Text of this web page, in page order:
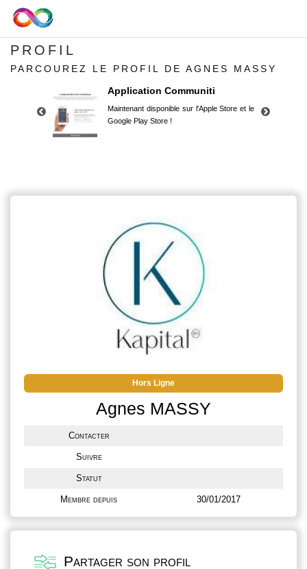
PROFIL
PARCOUREZ LE PROFIL DE AGNES MASSY
Application Communiti
Maintenant disponible sur l'Apple Store et le
Google Play Store !
Hors Ligne
Agnes MASSY
Contacter
Suivre
Statut
Membre depuis 30/01/2017
Partager son profil